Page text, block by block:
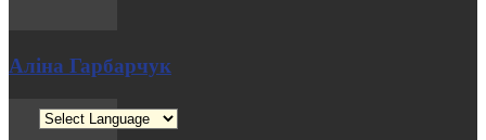
Аліна Гарбарчук